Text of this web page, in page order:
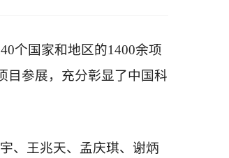
个国家和地区的1400余项
目参展，充分彰显了中国科
、王兆天、孟庆琪、谢炳